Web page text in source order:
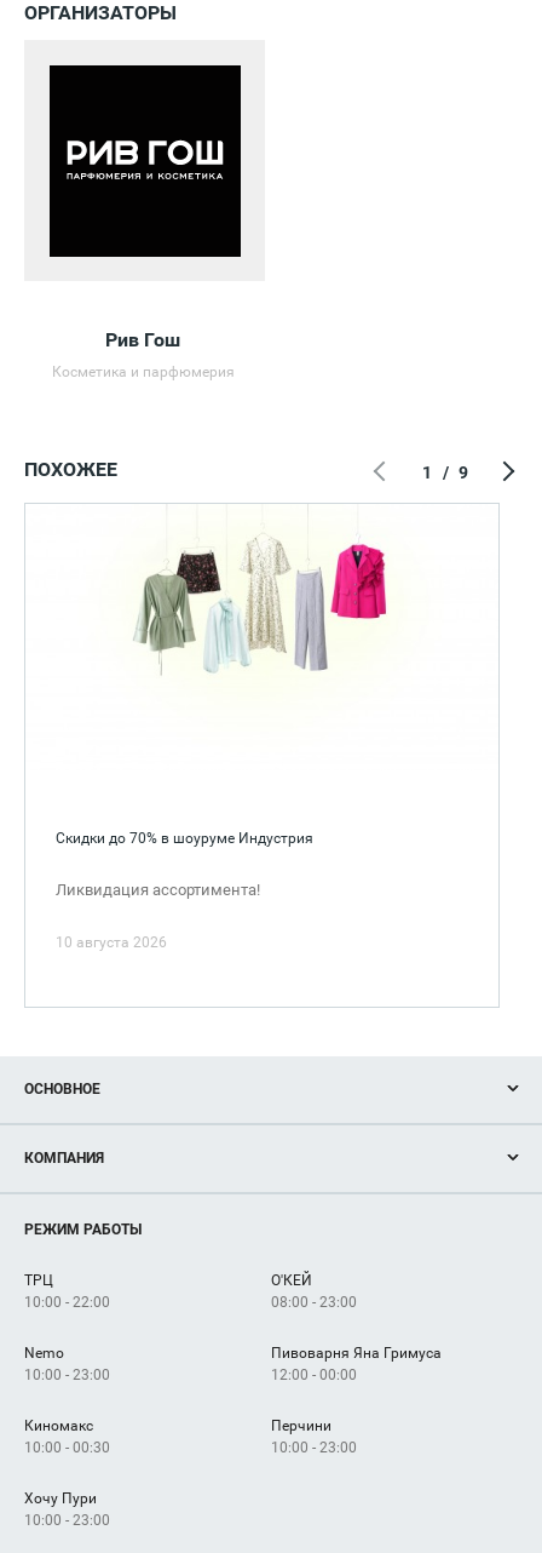
ОРГАНИЗАТОРЫ
Рив Гош
Косметика и парфюмерия
ПОХОЖЕЕ
Скидки до 70% в шоуруме Индустрия
Ликвидация ассортимента!
10 августа 2026
1 / 9
ОСНОВНОЕ
Новости
Магазины
Услуги
КОМПАНИЯ
Рекламодателям
Как добраться
РЕЖИМ РАБОТЫ
ТРЦ
10:00 - 22:00
О'КЕЙ
08:00 - 23:00
Nemo
10:00 - 23:00
Пивоварня Яна Гримуса
12:00 - 00:00
Киномакс
10:00 - 00:30
Перчини
10:00 - 23:00
Хочу Пури
10:00 - 23:00